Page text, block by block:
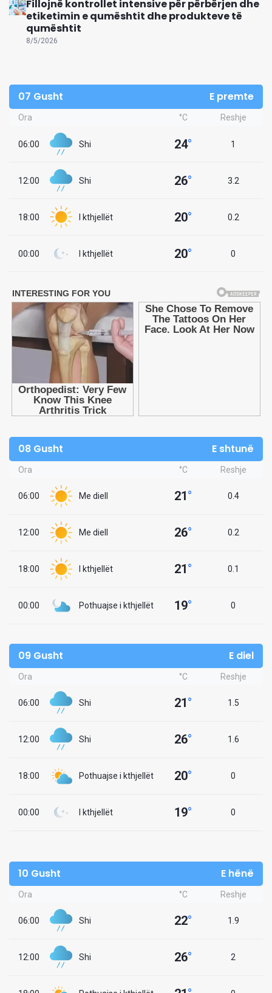
Fillojnë kontrollet intensive për përbërjen dhe
etiketimin e qumështit dhe produkteve të
qumështit
8/5/2026
07 Gusht E premte
Ora °C Reshje
06:00 Shi 24° 1
12:00 Shi 26° 3.2
18:00 I kthjellët 20° 0.2
00:00 I kthjellët 20° 0
08 Gusht E shtunë
Ora °C Reshje
06:00 Me diell 21° 0.4
12:00 Me diell 26° 0.2
18:00 I kthjellët 21° 0.1
00:00 Pothuajse i kthjellët 19° 0
09 Gusht E diel
Ora °C Reshje
06:00 Shi 21° 1.5
12:00 Shi 26° 1.6
18:00 Pothuajse i kthjellët 20° 0
00:00 I kthjellët 19° 0
10 Gusht E hënë
Ora °C Reshje
06:00 Shi 22° 1.9
12:00 Shi 26° 2